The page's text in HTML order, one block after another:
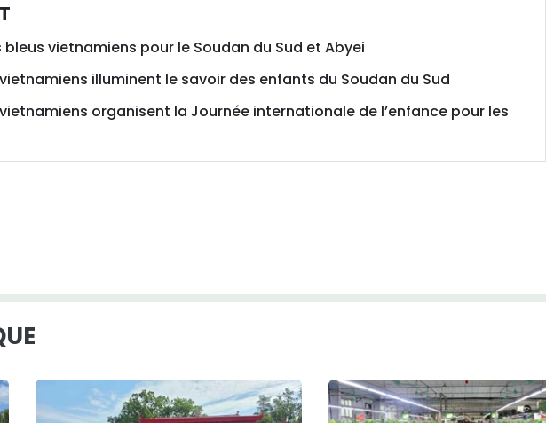
vietnamiens pour le Soudan du Sud et Abyei
illuminent le savoir des enfants du Soudan du Sud
organisent la Journée internationale de l’enfance pour les